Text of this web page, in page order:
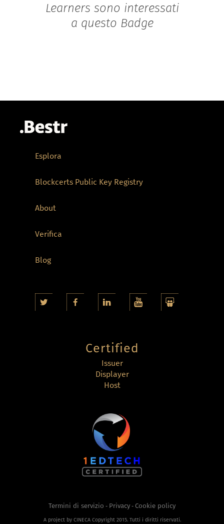
Learners sono interessati
a questo Badge
Esplora
Blockcerts Public Key Registry
About
Verifica
Blog
Certified
Issuer
Displayer
Host
Termini di servizio - Privacy - Cookie policy
A project by CINECA Copyright 2015. Tutti i diritti riservati.